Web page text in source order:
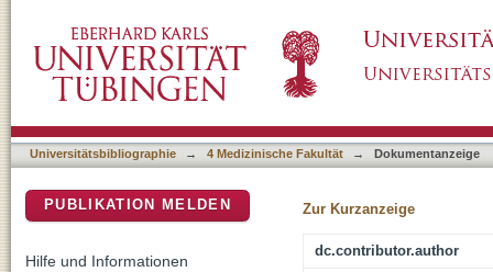
dual-stage antiplasmodial activity
Universitätsbibliographie → 4 Medizinische Fakultät → Dokumentanzeige
Zur Kurzanzeige
dc.contributor.author
PUBLIKATION MELDEN
Hilfe und Informationen